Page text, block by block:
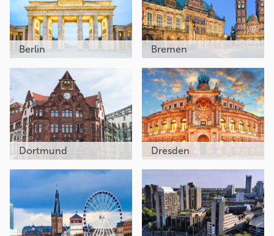
Berlin Bremen
Dortmund Dresden